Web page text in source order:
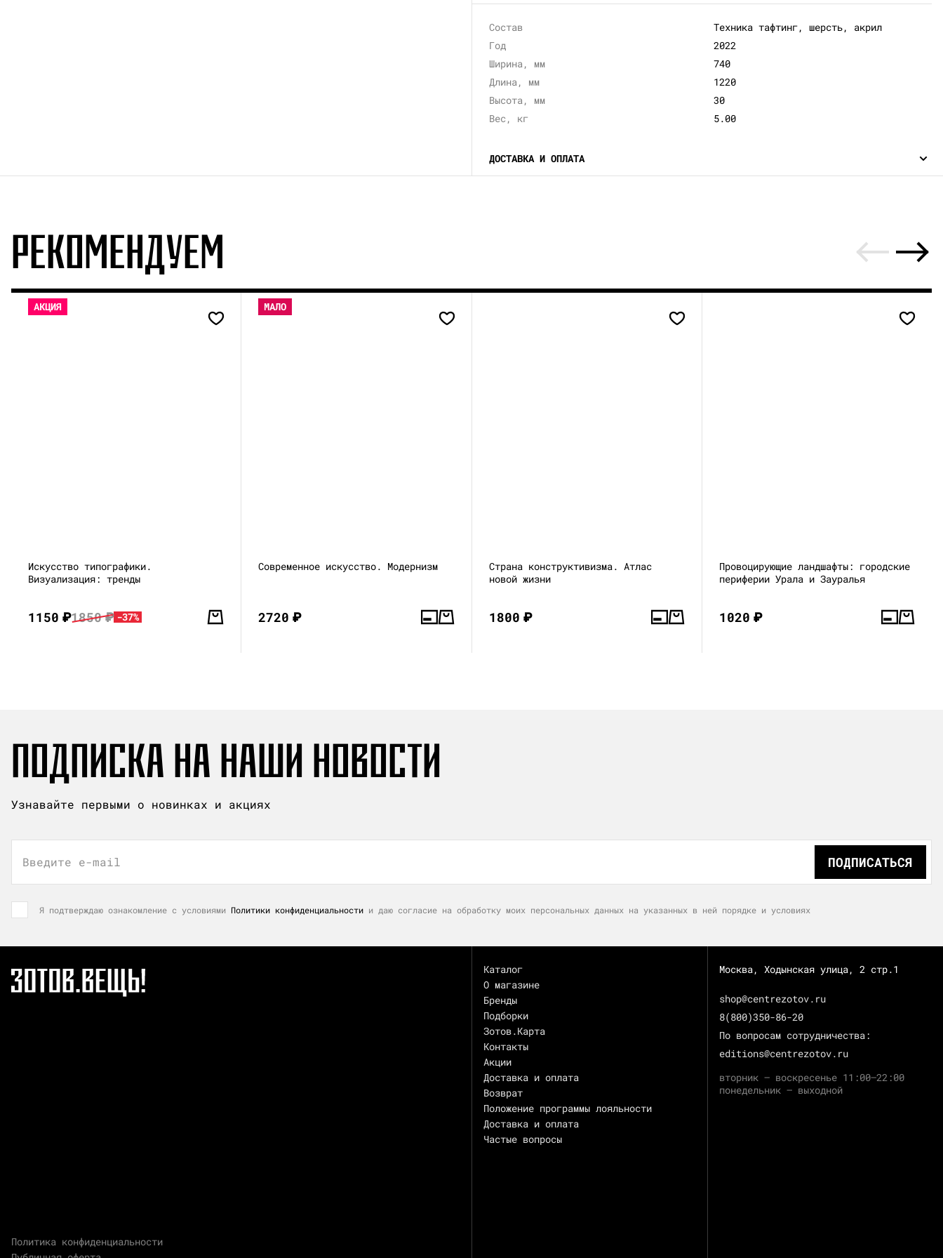
Состав
Техника тафтинг, шерсть, акрил
Год
2022
Ширина, мм
740
Длина, мм
1220
Высота, мм
30
Вес, кг
5.00
ДОСТАВКА И ОПЛАТА
РЕКОМЕНДУЕМ
АКЦИЯ
Искусство типографики.
Визуализация: тренды
1150₽1850₽ -37%
МАЛО
Современное искусство. Модернизм
2720₽
Страна конструктивизма. Атлас
новой жизни
1800₽
Провоцирующие ландшафты: городские
периферии Урала и Зауралья
1020₽
ПОДПИСКА НА НАШИ НОВОСТИ
Узнавайте первыми о новинках и акциях
Введите e-mail ПОДПИСАТЬСЯ
Я подтверждаю ознакомление с условиями Политики конфиденциальности и даю согласие на обработку моих персональных данных на указанных в ней порядке и условиях
Политика конфиденциальности
Каталог
О магазине
Бренды
Подборки
Зотов.Карта
Контакты
Акции
Доставка и оплата
Возврат
Положение программы лояльности
Доставка и оплата
Частые вопросы
Москва, Ходынская улица, 2 стр.1
shop@centrezotov.ru
8(800)350-86-20
По вопросам сотрудничества:
editions@centrezotov.ru
вторник — воскресенье 11:00–22:00
понедельник — выходной